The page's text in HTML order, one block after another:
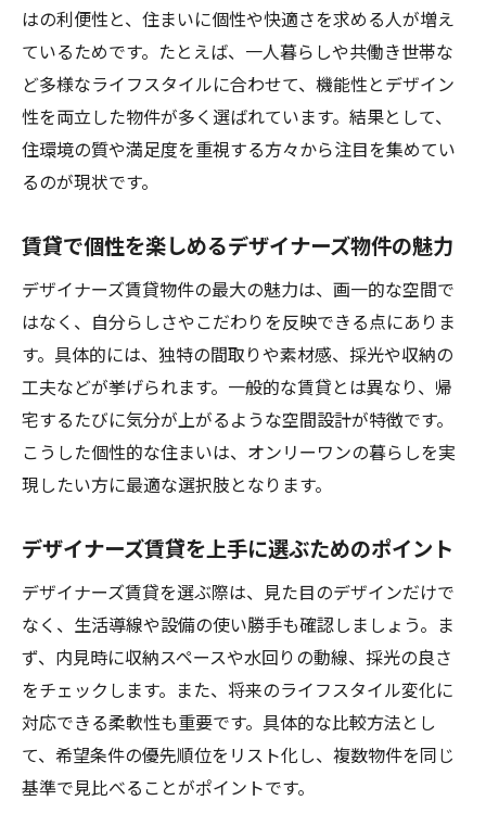
はの利便性と、住まいに個性や快適さを求める人が増え
ているためです。たとえば、一人暮らしや共働き世帯な
ど多様なライフスタイルに合わせて、機能性とデザイン
性を両立した物件が多く選ばれています。結果として、
住環境の質や満足度を重視する方々から注目を集めてい
るのが現状です。
賃貸で個性を楽しめるデザイナーズ物件の魅力
デザイナーズ賃貸物件の最大の魅力は、画一的な空間で
はなく、自分らしさやこだわりを反映できる点にありま
す。具体的には、独特の間取りや素材感、採光や収納の
工夫などが挙げられます。一般的な賃貸とは異なり、帰
宅するたびに気分が上がるような空間設計が特徴です。
こうした個性的な住まいは、オンリーワンの暮らしを実
現したい方に最適な選択肢となります。
デザイナーズ賃貸を上手に選ぶためのポイント
デザイナーズ賃貸を選ぶ際は、見た目のデザインだけで
なく、生活導線や設備の使い勝手も確認しましょう。ま
ず、内見時に収納スペースや水回りの動線、採光の良さ
をチェックします。また、将来のライフスタイル変化に
対応できる柔軟性も重要です。具体的な比較方法とし
て、希望条件の優先順位をリスト化し、複数物件を同じ
基準で見比べることがポイントです。